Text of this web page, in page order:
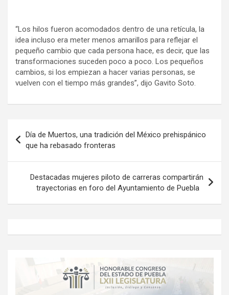
“Los hilos fueron acomodados dentro de una retícula, la
idea incluso era meter menos amarillos para reflejar el
pequeño cambio que cada persona hace, es decir, que las
transformaciones suceden poco a poco. Los pequeños
cambios, si los empiezan a hacer varias personas, se
vuelven con el tiempo más grandes”, dijo Gavito Soto.
de
entradas
Día de Muertos, una tradición del México prehispánico
que ha rebasado fronteras
Destacadas mujeres piloto de carreras compartirán
trayectorias en foro del Ayuntamiento de Puebla